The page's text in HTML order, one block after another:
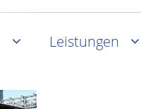
Leistungen